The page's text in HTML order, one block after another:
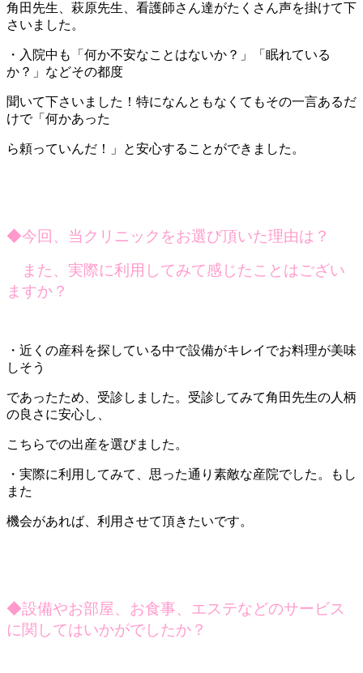
角田先生、萩原先生、看護師さん達がたくさん声を掛けて下
さいました。
・入院中も「何か不安なことはないか？」「眠れている
か？」などその都度
聞いて下さいました！特になんともなくてもその一言あるだ
けで「何かあった
ら頼っていんだ！」と安心することができました。
◆今回、当クリニックをお選び頂いた理由は？
また、実際に利用してみて感じたことはござい
ますか？
・近くの産科を探している中で設備がキレイでお料理が美味
しそう
であったため、受診しました。受診してみて角田先生の人柄
の良さに安心し、
こちらでの出産を選びました。
・実際に利用してみて、思った通り素敵な産院でした。もし
また
機会があれば、利用させて頂きたいです。
◆設備やお部屋、お食事、エステなどのサービス
に関してはいかがでしたか？